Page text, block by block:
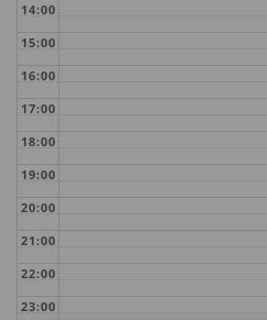
14:00
15:00
16:00
17:00
18:00
19:00
20:00
21:00
22:00
23:00